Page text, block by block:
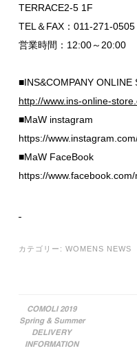
TERRACE2-5 1F
TEL＆FAX：011-271-0505
営業時間：12:00～20:00
■INS&COMPANY ONLINE
http://www.ins-online-
■MaW instagram
https://
■MaW FaceBook
https://
カテゴリー: WOMENS NEWS
投稿ナビゲーション
COMOLI 2019
Spring & Summer
DELIVERY
INFORMATION